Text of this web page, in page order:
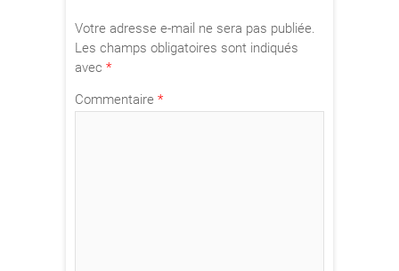
Votre adresse e-mail ne sera pas publiée.
Les champs obligatoires sont indiqués
avec *
Commentaire *